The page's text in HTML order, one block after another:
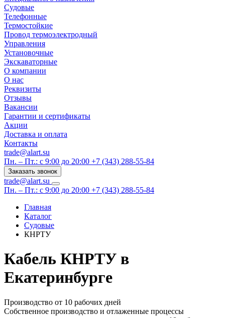
Судовые
Телефонные
Термостойкие
Провод термоэлектродный
Управления
Установочные
Экскаваторные
О компании
О нас
Реквизиты
Отзывы
Вакансии
Гарантии и сертификаты
Акции
Доставка и оплата
Контакты
trade@alart.su
Пн. – Пт.: с 9:00 до 20:00 +7 (343) 288-55-84
Заказать звонок
trade@alart.su
Пн. – Пт.: с 9:00 до 20:00 +7 (343) 288-55-84
Главная
Каталог
Судовые
КНРТУ
Кабель КНРТУ в
Екатеринбурге
Производство от 10 рабочих дней
Собственное производство и отлаженные процессы